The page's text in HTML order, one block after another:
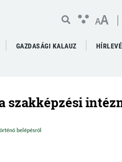
AA
GAZDASÁGI KALAUZ
szakképzési
belépésről